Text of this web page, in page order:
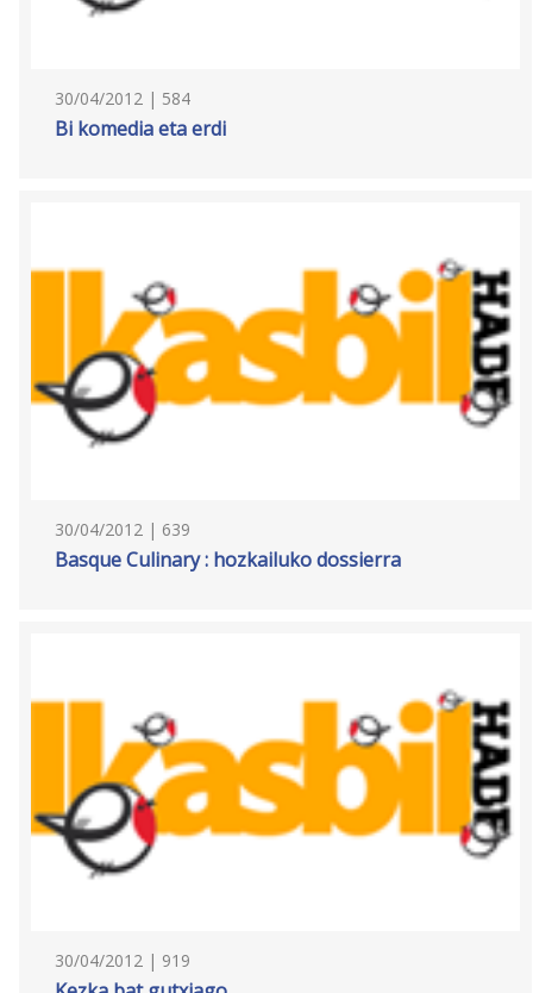
30/04/2012 | 584
Bi komedia eta erdi
30/04/2012 | 639
Basque Culinary : hozkailuko dossierra
30/04/2012 | 919